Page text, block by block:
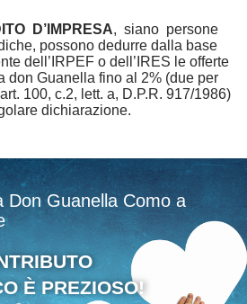
D’IMPRESA, siano persone
possono dedurre dalla base
dell’IRPEF o dell’IRES le offerte
don Guanella fino al 2% (due per
100, c.2, lett. a, D.P.R. 917/1986)
dichiarazione.
Don Guanella Como a
È PREZIOSO!